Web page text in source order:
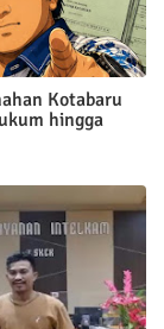
Kotabaru
hingga